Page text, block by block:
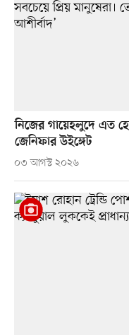
নিজের গায়েহলুদে এত
জেনিফার উইঙ্গেট
০৩ আগস্ট ২০২৬